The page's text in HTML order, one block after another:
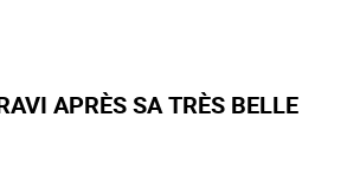
APRÈS SA TRÈS BELLE